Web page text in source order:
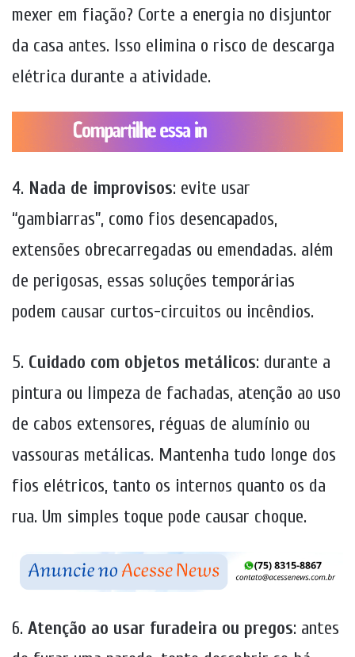
mexer em fiação? Corte a energia no disjuntor
da casa antes. Isso elimina o risco de descarga
elétrica durante a atividade.
4. Nada de improvisos: evite usar
“gambiarras”, como fios desencapados,
extensões obrecarregadas ou emendadas. além
de perigosas, essas soluções temporárias
podem causar curtos-circuitos ou incêndios.
5. Cuidado com objetos metálicos: durante a
pintura ou limpeza de fachadas, atenção ao uso
de cabos extensores, réguas de alumínio ou
vassouras metálicas. Mantenha tudo longe dos
fios elétricos, tanto os internos quanto os da
rua. Um simples toque pode causar choque.
6. Atenção ao usar furadeira ou pregos: antes